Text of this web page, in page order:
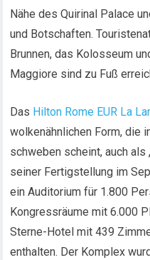
Nähe des Quirinal Palace
und Botschaften.
Brunnen, das Kolosseum
Maggiore sind zu Fuß
Das Hilton Rome EUR La
wolkenähnlichen Form, die
schweben scheint, auch als
seiner Fertigstellung im
ein Auditorium für 1.800
Kongressräume mit 6.000
Sterne-Hotel mit 439
enthalten. Der Komplex